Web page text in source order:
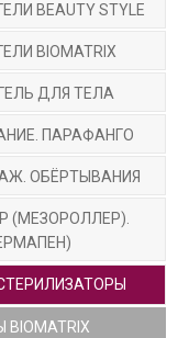
BEAUTY STYLE
BIOMATRIX
ДЛЯ ТЕЛА
ПАРАФАНГО
ОБЁРТЫВАНИЯ
(МЕЗОРОЛЛЕР).